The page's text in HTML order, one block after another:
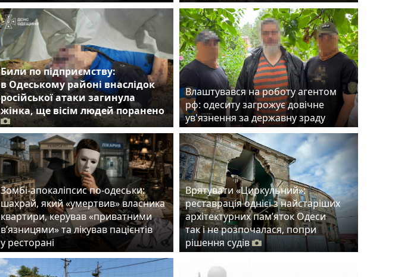
Били по підприємству:
в Одеському районі внаслідок
російської атаки загинула
жінка, ще вісім людей поранено
Влаштувався на роботу агентом
рф: одеситу загрожує довічне
ув'язнення за державну зраду
Зомбі-апокаліпсис по-одеськи:
шахрай, який «умертвив» власника
квартири, керував «приватними
в’язницями» та лікував пацієнтів
у ресторані
Врятувати «Циркульний»:
реставрація однієї з найстаріших
архітектурних пам’яток Одеси
так і не розпочалася, попри
рішення судів